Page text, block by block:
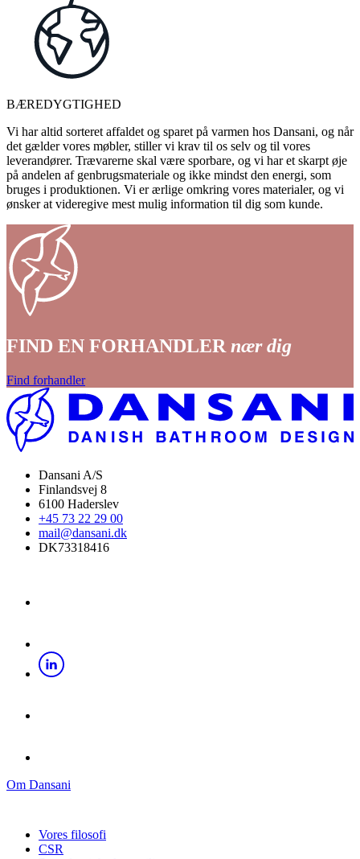
BÆREDYGTIGHED
Vi har altid sorteret affaldet og sparet på varmen hos Dansani, og når
det gælder vores møbler, stiller vi krav til os selv og til vores
leverandører. Trævarerne skal være sporbare, og vi har et skarpt øje
på andelen af genbrugsmateriale og ikke mindst den energi, som
bruges i produktionen. Vi er ærlige omkring vores materialer, og vi
ønsker at videregive mest mulig information til dig som kunde.
FIND EN FORHANDLER nær dig
Find forhandler
Dansani A/S
Finlandsvej 8
6100 Haderslev
+45 73 22 29 00
mail@dansani.dk
DK73318416
Om Dansani
Vores filosofi
CSR